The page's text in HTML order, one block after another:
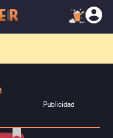
Publicidad